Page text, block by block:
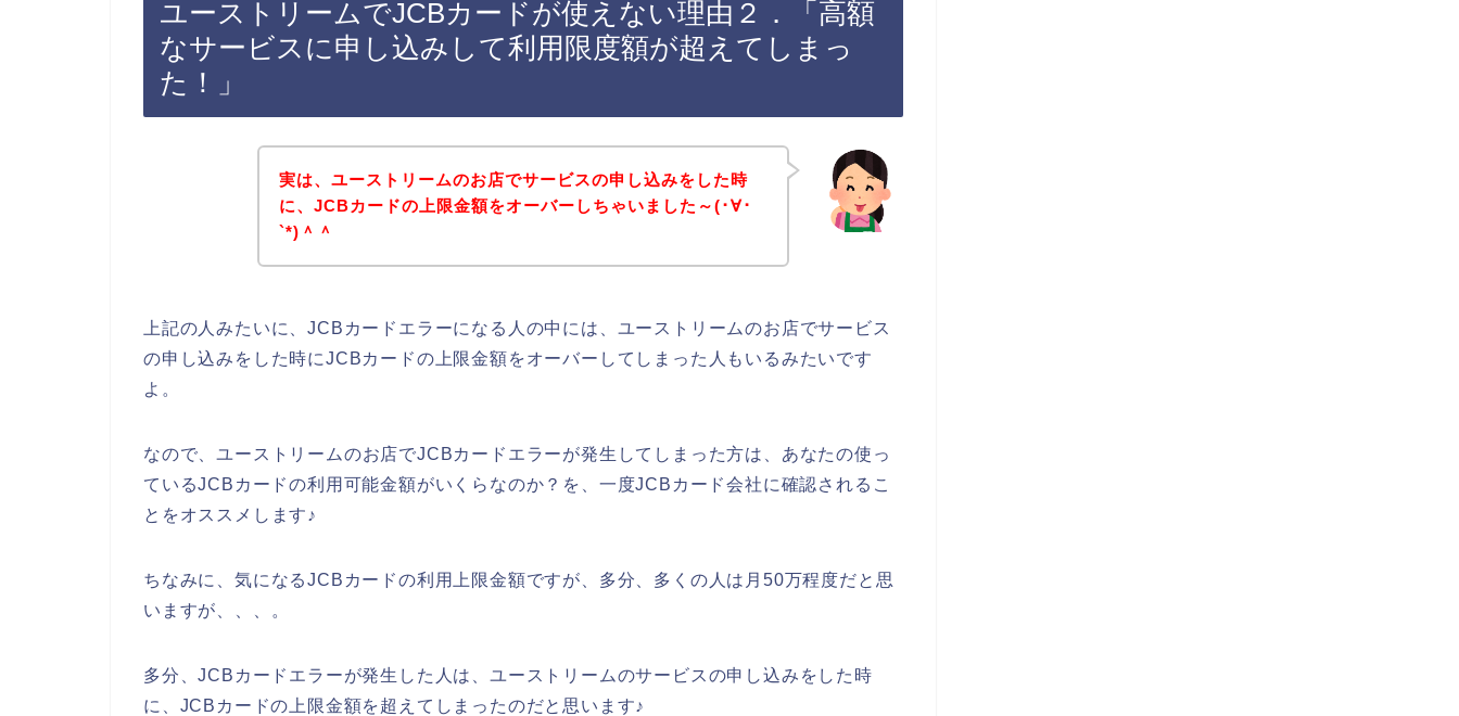
ユーストリームでJCBカードが使えない理由２．「高額
なサービスに申し込みして利用限度額が超えてしまっ
た！」
実は、ユーストリームのお店でサービスの申し込みをした時
に、JCBカードの上限金額をオーバーしちゃいました～(･∀･
`*)＾＾
上記の人みたいに、JCBカードエラーになる人の中には、ユーストリームのお店でサービス
の申し込みをした時にJCBカードの上限金額をオーバーしてしまった人もいるみたいです
よ。
なので、ユーストリームのお店でJCBカードエラーが発生してしまった方は、あなたの使っ
ているJCBカードの利用可能金額がいくらなのか？を、一度JCBカード会社に確認されるこ
とをオススメします♪
ちなみに、気になるJCBカードの利用上限金額ですが、多分、多くの人は月50万程度だと思
いますが、、、。
多分、JCBカードエラーが発生した人は、ユーストリームのサービスの申し込みをした時
に、JCBカードの上限金額を超えてしまったのだと思います♪